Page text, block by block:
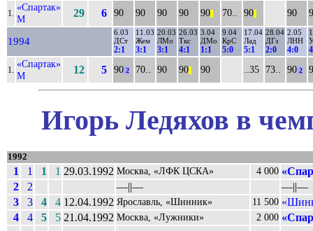
1.
«Спартак»
М
29 6 90 90 90 90 90 70.. 90 90
1994
6.03
ДСт
2:1
11.03
Жем
3:1
20.03
ЛМо
3:1
26.03
Ткс
4:1
3.04
ДМо
1:1
9.04
КрС
5:0
17.04
Лад
5:1
28.04
ДГз
2:0
2.05
ЛНН
4:0
1.
«Спартак»
М
12 5 90 2 70.. 90 90 90 ..35 73.. 90 2
Игорь Ледяхов в
1992
1 1 1 1 29.03.1992 Москва, «ЛФК ЦСКА» 4 000
2
2 ––||––
––||––
3
3 4 4 12.04.1992 Ярославль, «Шинник» 11 500
4
4 5 5 21.04.1992 Москва, «Лужники» 2 000